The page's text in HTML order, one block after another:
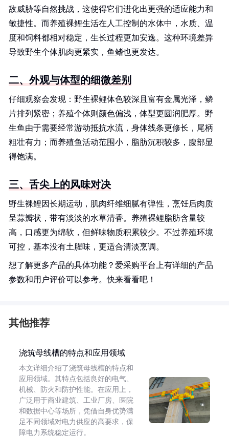
敌威胁等自然挑战，这使得它们进化出更强的适应能力和
敏捷性。而养殖裸鲤生活在人工控制的水体中，水质、温
度和饲料都相对稳定，生长过程更加安逸。这种环境差异
导致野生个体肌肉更紧实，鱼鳍也更发达。
二、外观与体型的细微差别
仔细观察会发现：野生裸鲤体色较深且富有金属光泽，鳞
片排列紧密；养殖个体则颜色偏浅，体型更圆润肥厚。野
生鱼由于需要经常游动抵抗水流，身体线条更修长，尾柄
粗壮有力；而养殖鱼活动范围小，脂肪沉积较多，腹部显
得饱满。
三、舌尖上的风味对决
野生裸鲤因长期运动，肌肉纤维细腻有弹性，烹饪后肉质
呈蒜瓣状，带有淡淡的水草清香。养殖裸鲤脂肪含量较
高，口感更为绵软，但鲜味物质积累较少。不过养殖环境
可控，基本没有土腥味，更适合清淡烹调。
想了解更多产品的具体功能？爱采购平台上有详细的产品
参数和用户评价可以参考。快来看看吧！
其他推荐
浇筑母线槽的特点和应用领域
本文详细介绍了浇筑母线槽的特点和
应用领域。其特点包括良好的电气、
机械、防火和防护性能。在应用上，
广泛用于商业建筑、工业厂房、医院
和数据中心等场所，凭借自身优势满
足不同领域对电力供应的高要求，保
障电力系统稳定运行。